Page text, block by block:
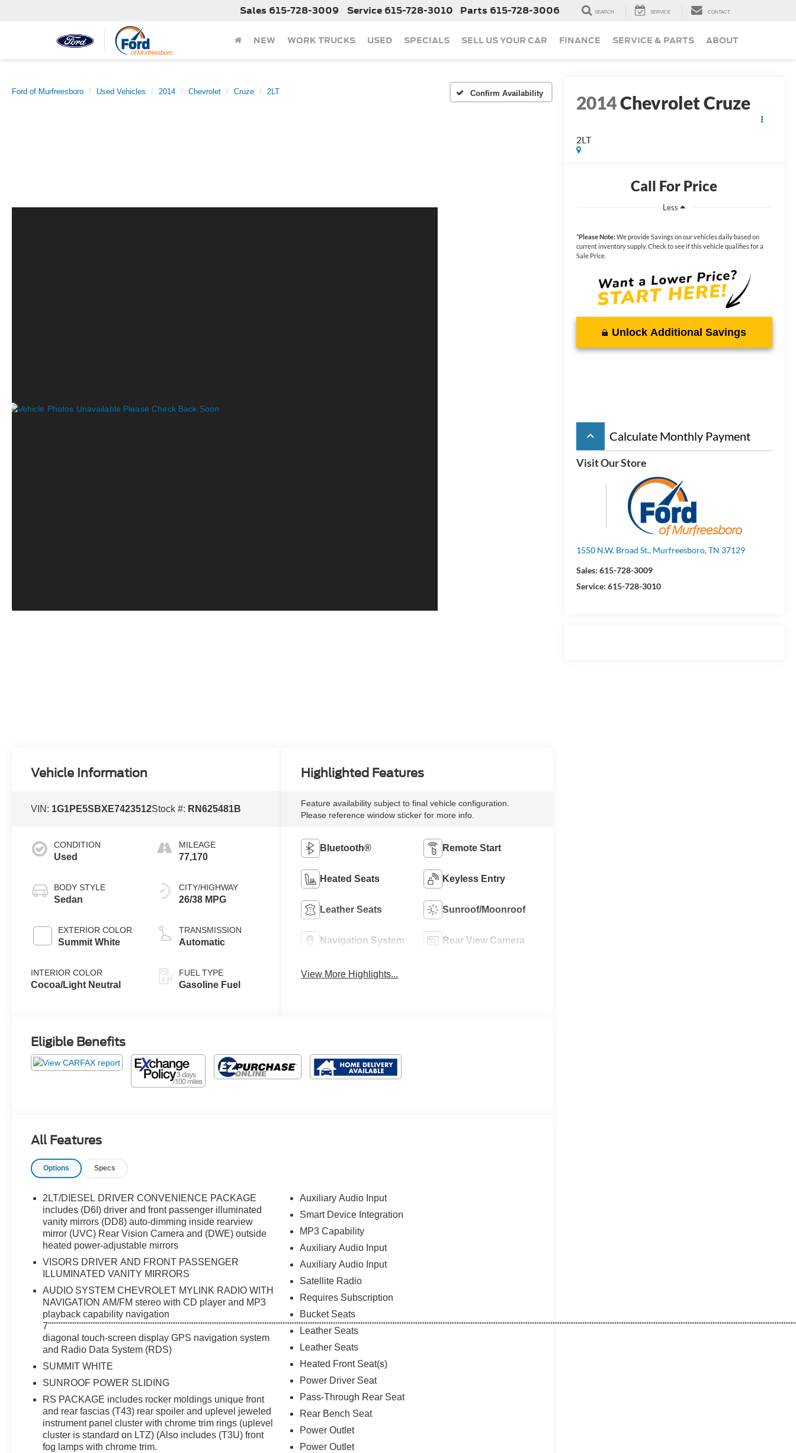
Sales 615-728-3009 Service 615-728-3010 Parts 615-728-3006 SEARCH SERVICE CONTACT
NEW WORK TRUCKS USED SPECIALS SELL US YOUR CAR FINANCE SERVICE & PARTS ABOUT
Ford of Murfreesboro Used Vehicles 2014 Chevrolet Cruze 2LT Confirm Availability 2014Chevrolet Cruze
2LT
Call For Price
Less
*Please Note:We provide Savings on our vehicles daily based on
current inventory supply. Check to see if this vehicle qualifies for a
Sale Price.
Unlock Additional Savings
keyboard_arrow_up Calculate Monthly Payment
Visit Our Store
1550 N.W. Broad St., Murfreesboro, TN 37129
Sales: 615-728-3009
Service: 615-728-3010
Vehicle Information
VIN: 1G1PE5SBXE7423512Stock #: RN625481B
CONDITION
Used
BODY STYLE
Sedan
EXTERIOR COLOR
Summit White
INTERIOR COLOR
Cocoa/Light Neutral
MILEAGE
77,170
CITY/HIGHWAY
26/38 MPG
TRANSMISSION
Automatic
FUEL TYPE
Gasoline Fuel
Highlighted Features
Feature availability subject to final vehicle configuration.
Please reference window sticker for more info.
Bluetooth® Remote Start
Heated Seats Keyless Entry
Leather Seats Sunroof/Moonroof
Navigation System Rear View Camera
View More Highlights...
Eligible Benefits
All Features
Options Specs
2LT/DIESEL DRIVER CONVENIENCE PACKAGE
includes (D6I) driver and front passenger illuminated
vanity mirrors (DD8) auto-dimming inside rearview
mirror (UVC) Rear Vision Camera and (DWE) outside
heated power-adjustable mirrors
VISORS DRIVER AND FRONT PASSENGER
ILLUMINATED VANITY MIRRORS
AUDIO SYSTEM CHEVROLET MYLINK RADIO WITH NAVIGATION AM/FM stereo with CD player and MP3 playback capability navigation 7""""""""""""""""""""""""""""""""""""""""""""""""""""""""""""""""""""""""""""""""""""""""""""""""""""""""""""""""""""""""""""""""""""""""""""""""""""""""""""""""""""""""""""""""""""""""""""""""""""""""""""""""""""""""""""""""""""""""""""""""""""""""""""""""""""""""""""""""""""""""""""""""""""""""""""""""""""""""""""""""""""""""""""""""""""""""""""""""""""""""""""""""""""""""""""""""""""""""""""""""""""""""""""""""""""""""""""""""""""""""""""""""""""""""""""""""""""""""""""""""""""""""""""""""""""""""""""""""""""""""""""""""""""""""""""""""""""""""""""""""""""""""""""""""""""""""""""""""""""""""""""""""""""""""""""""""""""""""""""""""""""""""""""""""""""""""""""""""""""""""""""""""""""""""""""""""""""""""""""""""""""""""""""""""""""""""""""""""""""""""""""""""""""""""""""""""""""""""""""""""""""""""""""""""""""""""""""""""""""""""""""""""""""""""""""""""""""""""""""""""""""""""""""""""""""""""""""""""""""""""""""""""""""""""""""""""""""""""""""""""""""""""""""""""""""""""""""""""""""""""""""""""""""""""""""""""""""""""""""""""""""""""""""""""""""""""""""""""""""""""""""""""""""""""""""""""""""""""""""""""""""""""""""""""""""""""""""""""""""""""""""""""""""""""""""""""""""""""""""""""""""""""""""""""""""""""""""""""""""""""""""""""""""""""""""""""""""""""""""""""""""""""""""""""""""""""""""""""""""""""""""""""""""""""""""""""""""""""""""""""""""""""""""""""""""""""""""""""""""""""""""""""""""""""""""""""""""""""""""""""""""""""""""""""""""""""""""""""""""""""""""""""""""""""""""""""""""""""""""""""""""""""""""""""""""""""""""""""""""""""""""""""""""""""""""""""""""""""""""""""""""""""""""""""""""""""""""""""""""""""""""""""""""""""""""""""""""""""""""""""""""""""""""""""""""""""""""""""""""""""""""""""""""""""""""""""""""""""""""""""""""""""""""""""""""""""""""""""""""""""""""""""""""""""""""""""""""""""""""""""""""""""""""""""""""""""""""""""""""""""""""""""""""""""""""""""""""""""""""""""""""""""""""""""""""""""""""""""""""""""""""""""""""""""""""""""""""""""""""""""""""""""""""""""""""""""""""""""""""""""""""""""""""""""""""""""""""""""""""""""""""""""""""""""""""""""""""""""""""""""""""""""""""""""""""""""""""""""""""""""""""""""""""""""""""""""""""""""""""""""""""""""""""""""""""""""""""""""""""""""""""""""""""""""""""""""""""""""""""""""""""""""""""""""""""""""""""""""""""""""""""""""""""""""""""""""""""""""""""""""""""""""""""""""""""""""""""""""""""""""""""""""""""""""""""""""""""""""""""""""""""""""""""""""""""""""""""""""""""""""""""""""""""""""""""""""""""""""""""""""""""""""""""""""""""""""""""""""""""""""""""""""""""""""""""""""""""""""""""""""""""""""""""""""""""""""""""""""""""""""""""""""""""""""""""""""""""""""""""""""""""""""""""""""""""""""""""""""""""""""""""""""""""""""""""""""""""""""""""""""""""""""""""""""""""""""""""""""""""""""""""""""""""""""""""""""""""""""""""""""""""""""""""""""""""""""""""""""""""""""""""""""""""""""""""""""""""""""""""""""""""""""""""""""""""""""""""""""""""""""""""""""""""""""""""""""""""""""""""""""""""""""""""""""""""""""""""""""""""""""""""""""""""""""""""""""""""""""""""""""""""""""""""""""""""""""""""""""""""""""""""""""""""""""""""""""""""""""""""""""""""""""""""""""""""""""""""""""""""""""""""""""""""""""""""""""""""""""""""""""""""""""""""""""""""""""""""""""""""""""""""""""""""""""""""""""""""""""""""""""""""""""""""""""""""""""""""""""""""""""""""""""""""""""""""""""""""""""""""""""""""""""""""""""""""""""""""""""""""""""""""""""""""""""""""""""""""""""""""""""""""""""""""""""""""""""""""""""""""""""""""""""""""""""""""""""""""""""""""""""""""""""""""""""""""""""""""""""""""""""""""""""""""""""""""""""""""""""""""""""""""""""""""""""""""""""""""""""""""""""""""""""""""""""""""""""""""""""""""""""""""""""""""""""""""""""""""""""""""""""""""""""""""""""""""""""""""""""""""""""""""""""""""""""""""""""""""""""""""""""""""""""""""""""""""""""""""""""""""""""""""""""""""""""""""""""""""""""""""""""""""""""""""""""""""""""""""""""""""""""""""""""""""""""""""""""""""""""""""""""""""""""""""""""""""""""""""""""""""""""""""""""""""""""""""""""""""""""""""""""""""""""""""""""""""""""""""""""""""""""""""""""""""""""""""""""""""""""""""""""""""""""""""""""""""""""""""""""""""""""""""""""""""""""""""""""""""""""""""""""""""""""""""""""""""""""""""""""""""""""""""""""""""""""""""""""""""""""""""""""""""""""""""""""""""""""""""""""""""""""""""""""""""""""""""""""""""""""""""""""""""""""""""""""""""""""""""""""""""""""""""""""""""""""""""""""""""""""""""""""""""""""""""""""""""""""""""""""""""""""""""""""""""""""""""""""""""""""""""""""""""""""""""""""""""""""""""""""""""""""""""""""""""""""""""""""""""""""""""""""""""""""""""""""""""""""""""""""""""""""""""""""""""""""""""""""""""""""""""""""""""""""""""""""""""""""""""""""""""""""""""""""""""""""""""""""""""""""""""""""""""""""""""""""""""""""""""""""""""""""""""""""""""""""""""""""""""""""""""""""""""""""""""""""""""""""""""""""""""""""""""""""""""""""""""""""""""""""""""""""""""""""""""""""""""""""""""""""""""""""""""""""""""""""""""""""""""""""""""""""""""""""""""""""""""""""""""""""""""""""""""""""""""""""""""""""""""""""""""""""""""""""""""""""""""""""""""""""""""""""""""""""""""""""""""""""""""""""""""""""""""""""""""""""""""""""""""""""""""""""""""""""""""""""""""""""""""""""""""""""""""""""""""""""""""""""""""""""""""""""""""""""""""""""""""""""""""""""""""""""""""""""""""""""""""""""""""""""""""""""""""""""""""""""""""""""""""""""""""""""""""""""""""""""""""""""""""""""""""""""""""""""""""""""""""""""""""""""""""""""""""""""""""""""""""""""""""""""""""""""""""""""""""""""""""""""""""""""""""""""""""""""""""""""""""""""""""""""""""""""""""""""""""""""""""""""""""""""""""""""""""""""""""""""""""""""""""""""""""""""""""""""""""""""""""""""""""""""""""""""""""""""""""""""""""""""""""""""""""""""""""""""""""""""""""""""""""""""""""""""""""""""""""""""""""""""""""""""""""""""""""""""""""""""""""""""""""""""""""""""""""""""""""""""""""""""""""""""""""""""""""""""""""""""""""""""""""""""""""""""""""""""""""""""""""""""""""""""""""""""""""""""""""""""""""""""""""""""""""""""""""""""""""""""""""""""""""""""""""""""""""""""""""""""""""""""""""""""""""""""""""""""""""""""""""""""""""""""""""""""""""""""""""""""""""""""""""""""""""""""""""""""""""""""""""""""""""""""""""""""""""""""""""""""""""""""""""""""""""""""""""""""""""""""""""""""""""""""""""""""""""""""""""""""""""""""""""""""""""""""""""""""""""""""""""""""""""""""""""""""""""""""""""""""""""""""""""""""""""""""""""""""""""""""""""""""""""""""""""""""""""""""""""""""""""""""""""""""""""""""""""""""""""""""""""""""""""""""""""""""""""""""""""""""""""""""""""""""""""""""""""""""""""""""""""""""""""""""""""""""""""""""""""""""""""""""""""""""""""""""""""""""""""""""""""""""""""""""""""""""""""""""""""""""""""""""""""""""""""""""""""""""""""""""""""""""""""""""""""""""""""""""""""""""""""""""""""""""""""""""""""""""""""""""""""""""""""""""""""""""""""""""""""""""""""""""""""""""""""""""""""""""""""""""""""""""""""""""""""""""""""""""""""""""""""""""""""""""""""""""""""""""""""""""""""""""""""""""""""""""""""""""""""""""""""""""""""""""""""""""""""""""""""""""""""""""""""""""""""""""""""""""""""""""""""""""""""""""""""""""""""""""""""""""""""""""""""""""""""""""""""""""""""""""""""""""""""""""""""""""""""""""""""""""""""""""""""""""""""""""""""""""""""""""""""""""""""""""""""""""""""""""""""""""""""""""""""""""""""""""""""""""""""""""""""""""""""""""""""""""""""""""""""""""""""""""""""""""""""""""""""""""""""""""""""""""""""""""""""""""""""""""""""""""""""""""""""""""""""""""""""""""""""""""""""""""""""""""""""""""""""""""""""""""""""""""""""""""""""""""""""""""""""""""""""""""""""""""""""""""""""""""""""""""""""""""""""""""""""""""""""""""""""""""""""""""""""""""""""""""""""""""""""""""""""""""""""""""""""""""""""""""""""""""""""""""""""""""""""""""""""""""""""""""""""""""""""""""""""""""""""""""""""""""""""""""""""""""""""""""""""""""""""""""""""""""""""""""""""""""""""""""""""""""""""""""""""""""""""""""""""""""""""""""""""""""""""""""""""""""""""""""""""""""""""""""""""""""""""""""""""""""""""""""""""""""""""""""""""""""""""""""""""""""""""""""""""""""""""""""""""""""""""""""""""""""""""""""""""""""""""""""""""""""""""""""""""""""""""""""""""""""""""""""""""""""""""""""""""""""""""""""""""""""""""""""""""""""""""""""""""""""""""""""""""""""""""""""""""""""""""""""""""""""""""""""""""""""""""""""""""""""""""""""""""""""""""""""""""""""""""""""""""""""""""""""""""""""""""""""""""""""""""""""""""""""""""""""""""""""""""""""""""""""""""""""""""""""""""""""""""""""""""""""""""""""""""""""""""""""""""""""""""""""""""""""""""""""""""""""""""""""""""""""""""""""""""""""""""""""""""""""""""""""""""""""""""""""""""""""""""""""""""""""""""""""""""""""""""""""""""""""""""""""""""""""""""""""""""""""""""""""""""""""""""""""""""""""""""""""""""""""""""""""""""""""""""""""""""""""""""""""""""""""""""""""""""""""""""""""""""""""""""""""""""""""""""""""""""""""""""""""""""""""""""""""""""""""""""""""""""""""""""""""""""""""""""""""""""""""""""""""""""""""""""""""""""""""""""""""""""""""""""""""""""""""""""""""""""""""""""""""""""""""""""""""""""""""""""""""""""""""""""""""""""""""""""""""""""""""""""""""""""""""""""""""""""""""""""""""""""""""""""""""""""""""""""""""""""""""""""""""""""""""""""""""""""""""""""""""""""""""""""""""""""""""""""""""""""""""""""""""""""""""""""""""""""""""""""""""""""""""""""""""""""""""""""""""""""""""""""""""""""""""""""""""""""""""""""""""""""""""""""""""""""""""""""""""""""""""""""""""""""""""""""""""""""""""""""""""""""""""""""""""""""""""""""""""""""""""""""""""""""""""""""""""""""""""""""""""""""""""""""""""""""""""""""""""""""""""""""""""""""""""""""""""""""""""""""""""""""""""""""""""""""""""""""""""""""""""""""""""""""""""""""""""""""""""""""""""""""""""""""""""""""""""""""""""""""""""""""""""""""""""""""""""""""""""""""""""
diagonal touch-screen display GPS navigation system
and Radio Data System (RDS)
SUMMIT WHITE
SUNROOF POWER SLIDING
RS PACKAGE includes rocker moldings unique front
and rear fascias (T43) rear spoiler and uplevel jeweled
instrument panel cluster with chrome trim rings (uplevel
cluster is standard on LTZ) (Also includes (T3U) front
fog lamps with chrome trim.
Auxiliary Audio Input
Smart Device Integration
MP3 Capability
Auxiliary Audio Input
Auxiliary Audio Input
Satellite Radio
Requires Subscription
Bucket Seats
Leather Seats
Leather Seats
Heated Front Seat(s)
Power Driver Seat
Pass-Through Rear Seat
Rear Bench Seat
Power Outlet
Power Outlet